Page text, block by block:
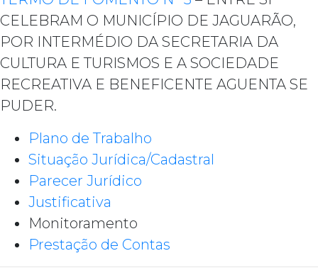
CELEBRAM O MUNICÍPIO DE JAGUARÃO,
POR INTERMÉDIO DA SECRETARIA DA
CULTURA E TURISMOS E A SOCIEDADE
RECREATIVA E BENEFICENTE AGUENTA SE
PUDER.
Plano de Trabalho
Situação Jurídica/Cadastral
Parecer Jurídico
Justificativa
Monitoramento
Prestação de Contas